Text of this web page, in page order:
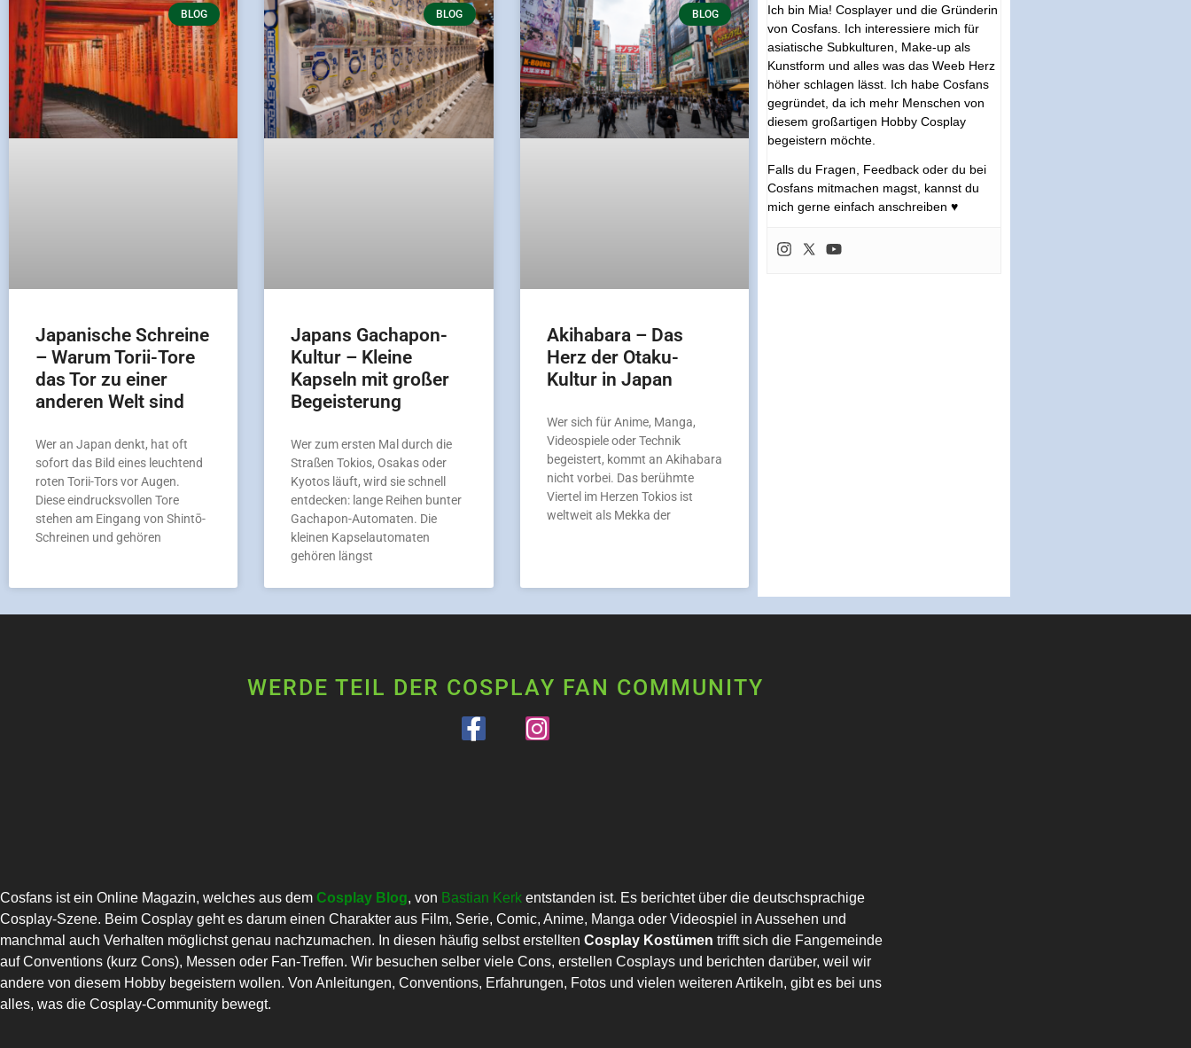
BLOG
Japanische Schreine
– Warum Torii-Tore
das Tor zu einer
anderen Welt sind
Wer an Japan denkt, hat oft
sofort das Bild eines leuchtend
roten Torii-Tors vor Augen.
Diese eindrucksvollen Tore
stehen am Eingang von Shintō-
Schreinen und gehören
BLOG
Japans Gachapon-
Kultur – Kleine
Kapseln mit großer
Begeisterung
Wer zum ersten Mal durch die
Straßen Tokios, Osakas oder
Kyotos läuft, wird sie schnell
entdecken: lange Reihen bunter
Gachapon-Automaten. Die
kleinen Kapselautomaten
gehören längst
BLOG
Akihabara – Das
Herz der Otaku-
Kultur in Japan
Wer sich für Anime, Manga,
Videospiele oder Technik
begeistert, kommt an Akihabara
nicht vorbei. Das berühmte
Viertel im Herzen Tokios ist
weltweit als Mekka der
Ich bin Mia! Cosplayer und die Gründerin
von Cosfans. Ich interessiere mich für
asiatische Subkulturen, Make-up als
Kunstform und alles was das Weeb Herz
höher schlagen lässt. Ich habe Cosfans
gegründet, da ich mehr Menschen von
diesem großartigen Hobby Cosplay
begeistern möchte.
Falls du Fragen, Feedback oder du bei
Cosfans mitmachen magst, kannst du
mich gerne einfach anschreiben ♥
WERDE TEIL DER COSPLAY FAN COMMUNITY
Cosfans ist ein Online Magazin, welches aus dem Cosplay Blog, von Bastian Kerk entstanden ist. Es berichtet über die deutschsprachige
Cosplay-Szene. Beim Cosplay geht es darum einen Charakter aus Film, Serie, Comic, Anime, Manga oder Videospiel in Aussehen und
manchmal auch Verhalten möglichst genau nachzumachen. In diesen häufig selbst erstellten Cosplay Kostümen trifft sich die Fangemeinde
auf Conventions (kurz Cons), Messen oder Fan-Treffen. Wir besuchen selber viele Cons, erstellen Cosplays und berichten darüber, weil wir
andere von diesem Hobby begeistern wollen. Von Anleitungen, Conventions, Erfahrungen, Fotos und vielen weiteren Artikeln, gibt es bei uns
alles, was die Cosplay-Community bewegt.